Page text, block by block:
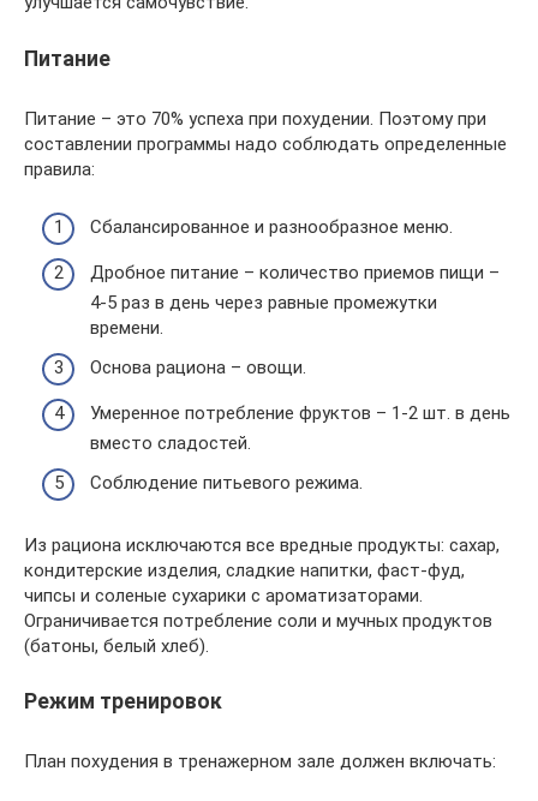
Питание
Питание – это 70% успеха при похудении. Поэтому при
составлении программы надо соблюдать определенные
правила:
Сбалансированное и разнообразное меню.
Дробное питание – количество приемов пищи –
4-5 раз в день через равные промежутки
времени.
Основа рациона – овощи.
Умеренное потребление фруктов – 1-2 шт. в день
вместо сладостей.
Соблюдение питьевого режима.
Из рациона исключаются все вредные продукты: сахар,
кондитерские изделия, сладкие напитки, фаст-фуд,
чипсы и соленые сухарики с ароматизаторами.
Ограничивается потребление соли и мучных продуктов
(батоны, белый хлеб).
Режим тренировок
План похудения в тренажерном зале должен включать: